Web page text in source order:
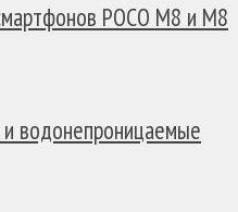
водонепроницаемые
POCO M8 и M8